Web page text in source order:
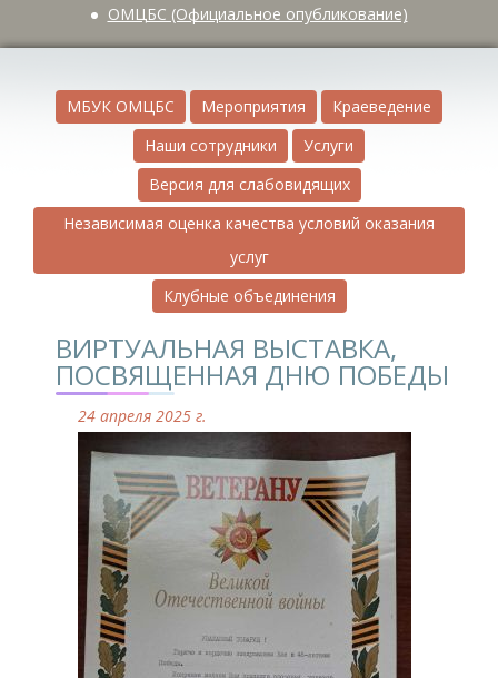
ОМЦБС (Официальное опубликование)
МБУК ОМЦБС Мероприятия
Краеведение
Наши сотрудники
Услуги
Версия для слабовидящих
Независимая оценка качества условий оказания
услуг
Клубные объединения
ВИРТУАЛЬНАЯ ВЫСТАВКА,
ПОСВЯЩЕННАЯ ДНЮ ПОБЕДЫ
24 апреля 2025 г.